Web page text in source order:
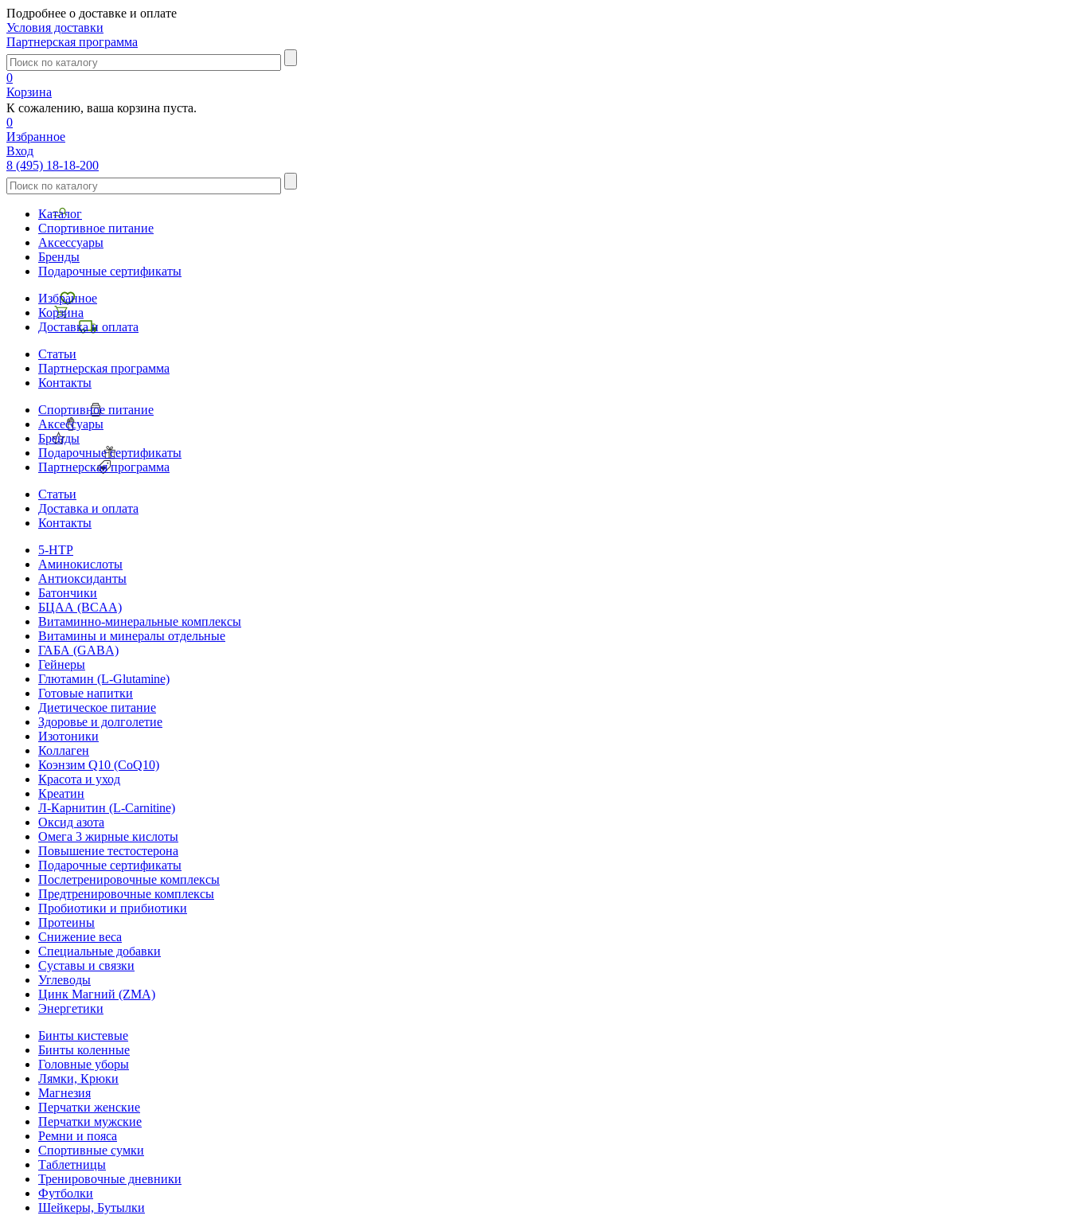
Подробнее о доставке и оплате
Условия доставки
Партнерская программа
0
Корзина
К сожалению, ваша корзина пуста.
0
Избранное
Вход
8 (495) 18-18-200
Каталог
Спортивное питание
Аксессуары
Бренды
Подарочные сертификаты
Избранное
Корзина
Доставка и оплата
Статьи
Партнерская программа
Контакты
Спортивное питание
Аксессуары
Бренды
Подарочные сертификаты
Партнерская программа
Статьи
Доставка и оплата
Контакты
5-HTP
Аминокислоты
Антиоксиданты
Батончики
БЦАА (BCAA)
Витаминно-минеральные комплексы
Витамины и минералы отдельные
ГАБА (GABA)
Гейнеры
Глютамин (L-Glutamine)
Готовые напитки
Диетическое питание
Здоровье и долголетие
Изотоники
Коллаген
Коэнзим Q10 (CoQ10)
Красота и уход
Креатин
Л-Карнитин (L-Сarnitine)
Оксид азота
Омега 3 жирные кислоты
Повышение тестостерона
Подарочные сертификаты
Послетренировочные комплексы
Предтренировочные комплексы
Пробиотики и прибиотики
Протеины
Снижение веса
Специальные добавки
Суставы и связки
Углеводы
Цинк Магний (ZMA)
Энергетики
Бинты кистевые
Бинты коленные
Головные уборы
Лямки, Крюки
Магнезия
Перчатки женские
Перчатки мужские
Ремни и пояса
Спортивные сумки
Таблетницы
Тренировочные дневники
Футболки
Шейкеры, Бутылки